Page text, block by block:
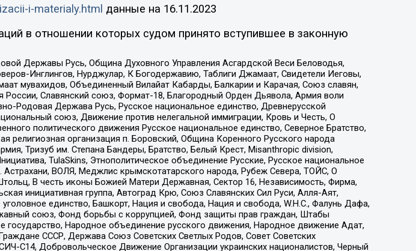
i-materialy.html данные на 16.11.2023
в отношении которых судом принято вступившее в законную
Державы Русь, Община Духовного Управления Асгардской Веси Беловодья,
Инглингов, Нурджулар, К Богодержавию, Таблиги Джамаат, Свидетели Иеговы,
мувахидов, Объединенный Вилайат Кабарды, Балкарии и Карачая, Союз славян,
Славянский союз, Формат-18, Благородный Орден Дьявола, Армия воли
Родовая Держава Русь, Русское национальное единство, Древнерусской
союз, Движение против нелегальной иммиграции, Кровь и Честь, О
политического движения Русское национальное единство, Северное Братство,
организация п. Боровский, Община Коренного Русского народа
Тризуб им. Степана Бандеры, Братство, Белый Крест, Misanthropic division,
TulaSkins, Этнополитическое объединение Русские, Русское национальное
ВОЛЯ, Меджлис крымскотатарского народа, Рубеж Севера, ТОЙС, О
В честь иконы Божией Матери Державная, Сектор 16, Независимость, Фирма,
инициативная группа, Автоград Крю, Союз Славянских Сил Руси, Алля-Аят,
единство, Башкорт, Нация и свобода, Нация и свобода, W.H.С., Фалунь Дафа,
союз, Фонд борьбы с коррупцией, Фонд защиты прав граждан, Штабы
Народное объединение русского движения, Народное движение Адат,
СССР, Держава Союз Советских Светлых Родов, Совет Советских
С14, Добровольческое Движение Организации украинских националистов, Черный